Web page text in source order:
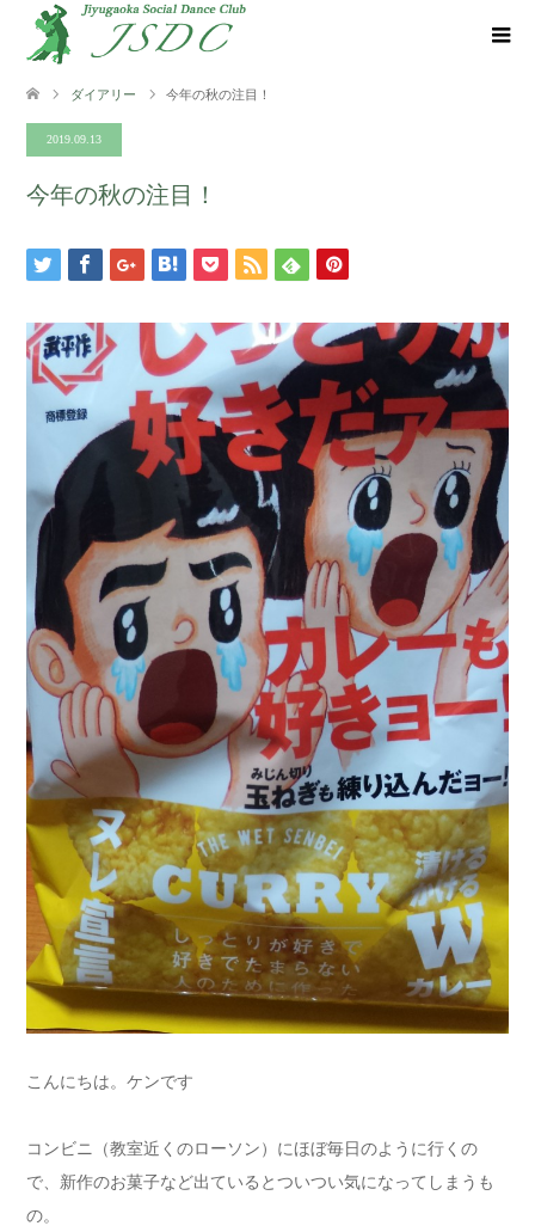
ダイアリー 今年の秋の注目！
2019.09.13
今年の秋の注目！
こんにちは。ケンです
コンビニ（教室近くのローソン）にほぼ毎日のように行くの
で、新作のお菓子など出ているとついつい気になってしまうも
の。